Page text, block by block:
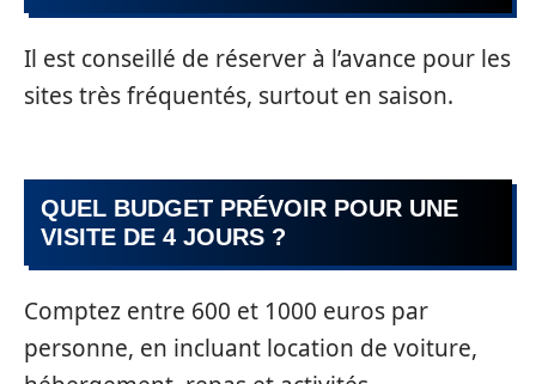
Il est conseillé de réserver à l’avance pour les
sites très fréquentés, surtout en saison.
QUEL BUDGET PRÉVOIR POUR UNE
VISITE DE 4 JOURS ?
Comptez entre 600 et 1000 euros par
personne, en incluant location de voiture,